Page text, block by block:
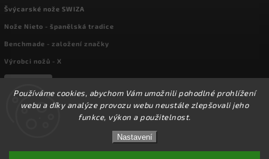
Používáme cookies, abychom Vám umožnili pohodlné prohlížení
webu a díky analýze provozu webu neustále zlepšovali jeho
funkce, výkon a použitelnost.
Nastavení
☀️Ve dnech 3-14.8 2026 máme zavřeno z důvodu
DOVOLENÉ. Eshop zůstává v provozu, objednávky
budeme zpracovávat v pondělí 17.8.2026. Děkujeme za
pochopení.☀️
Švýcarské nože SWIZA
Nože Nieto - španělská tradice
Benchmade - založení značky
Výrobci nožů - X
kapesni-noze.cz
Upravit nastavení cookies